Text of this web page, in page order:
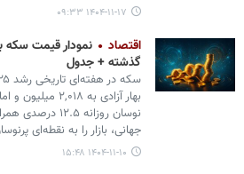
۱۴۰۴-۱۱-۱۷ ۰۹:۳۳
اقتصاد
نمودار قیمت سکه
گذشته + جدول
نوسان روزانه
جهانی، بازار را به نقطه‌ای
۱۴۰۴-۱۱-۱۰ ۱۵:۴۸